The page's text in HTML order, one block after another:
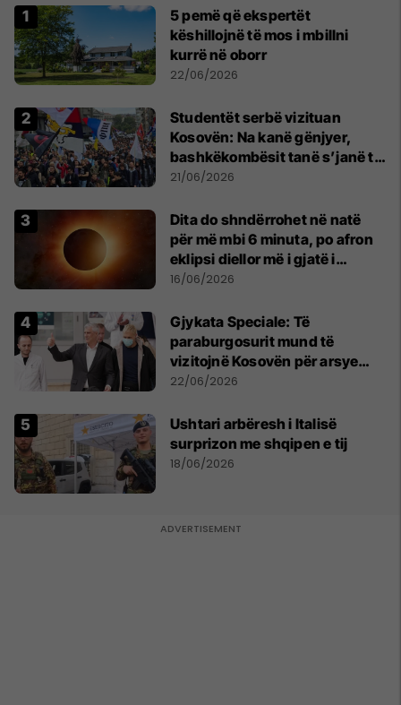
5 pemë që ekspertët
këshillojnë të mos i mbillni
kurrë në oborr
22/06/2026
Studentët serbë vizituan
Kosovën: Na kanë gënjyer,
bashkëkombësit tanë s’janë të
shtypur
21/06/2026
Dita do shndërrohet në natë
për më mbi 6 minuta, po afron
eklipsi diellor më i gjatë i
shekullit të 21-të
16/06/2026
​Gjykata Speciale: Të
paraburgosurit mund të
vizitojnë Kosovën për arsye
humanitare
22/06/2026
Ushtari arbëresh i Italisë
surprizon me shqipen e tij
18/06/2026